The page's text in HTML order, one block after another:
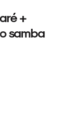
+
samba